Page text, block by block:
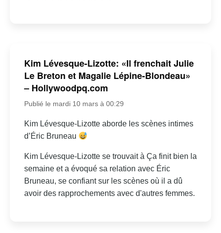
Kim Lévesque-Lizotte: «Il frenchait Julie
Le Breton et Magalie Lépine-Blondeau»
– Hollywoodpq.com
Publié le mardi 10 mars à 00:29
Kim Lévesque-Lizotte aborde les scènes intimes
d’Éric Bruneau
Kim Lévesque-Lizotte se trouvait à Ça finit bien la
semaine et a évoqué sa relation avec Éric
Bruneau, se confiant sur les scènes où il a dû
avoir des rapprochements avec d'autres femmes.